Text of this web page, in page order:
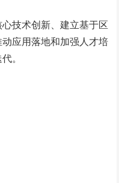
技术创新、建立基于区
应用落地和加强人才培
。